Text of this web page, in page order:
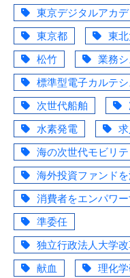
東京デジタルアカ
東京都
東
松竹
業務
標準型電子カルテ
次世代船舶
水素発電
求
海の次世代モビリテ
海外投資ファンド
消費者をエンパワ
準委任
独立行政法人大学
献血
理化